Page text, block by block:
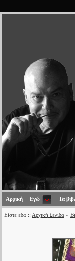
Αρχική Εγώ Τα
Είστε εδώ :: Αρχική Σελίδα »